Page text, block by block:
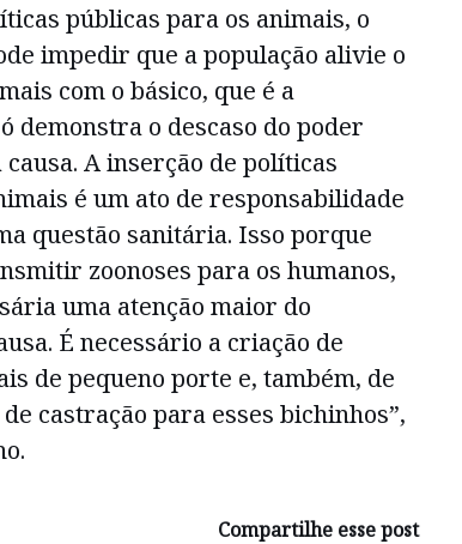
públicas para os animais, o
impedir que a população alivie o
com o básico, que é a
demonstra o descaso do poder
A inserção de políticas
é um ato de responsabilidade
questão sanitária. Isso porque
zoonoses para os humanos,
uma atenção maior do
É necessário a criação de
de pequeno porte e, também, de
castração para esses bichinhos”,
Compartilhe esse post